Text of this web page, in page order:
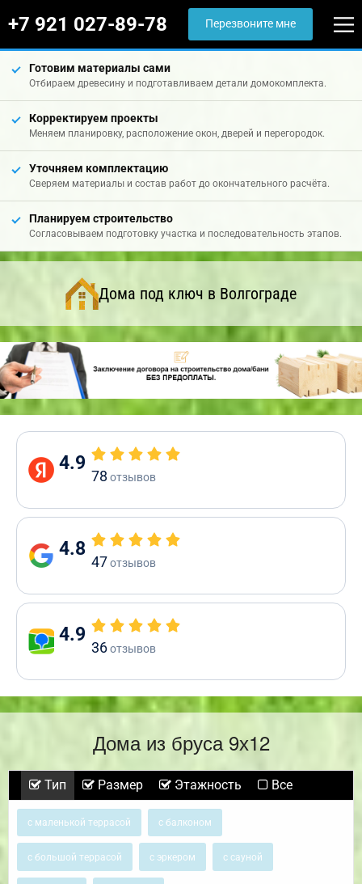
+7 921 027-89-78 Перезвоните мне
Готовим материалы сами
Отбираем древесину и подготавливаем детали домокомплекта.
Корректируем проекты
Меняем планировку, расположение окон, дверей и перегородок.
Уточняем комплектацию
Сверяем материалы и состав работ до окончательного расчёта.
Планируем строительство
Согласовываем подготовку участка и последовательность этапов.
Дома под ключ в Волгограде
4.9
78 отзывов
4.8
47отзывов
4.9
36отзывов
Дома из бруса 9х12
Тип Размер Этажность Все
с маленькой террасой с балконом
с большой террасой с эркером с сауной